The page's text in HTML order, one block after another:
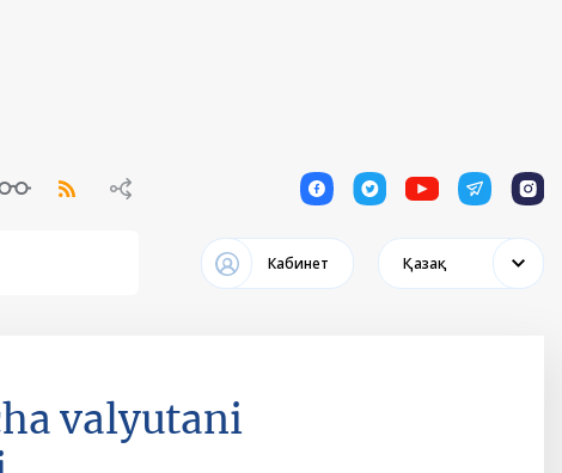
1 1 1 1 1
Кабинет Қазақ
valyutani